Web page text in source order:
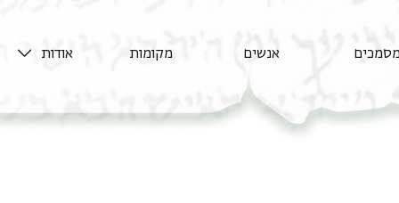
מסמכים אנשים מקומות אודות